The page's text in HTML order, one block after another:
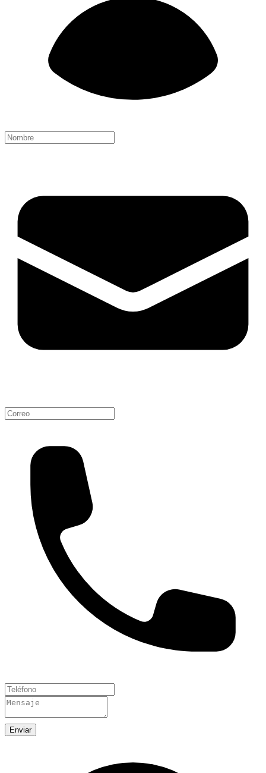
Enviar